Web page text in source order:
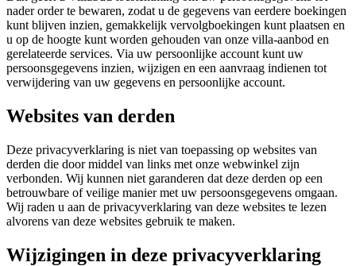
nader order te bewaren, zodat u de gegevens van eerdere boekingen
kunt blijven inzien, gemakkelijk vervolgboekingen kunt plaatsen en
u op de hoogte kunt worden gehouden van onze villa-aanbod en
gerelateerde services. Via uw persoonlijke account kunt uw
persoonsgegevens inzien, wijzigen en een aanvraag indienen tot
verwijdering van uw gegevens en persoonlijke account.
Websites van derden
Deze privacyverklaring is niet van toepassing op websites van
derden die door middel van links met onze webwinkel zijn
verbonden. Wij kunnen niet garanderen dat deze derden op een
betrouwbare of veilige manier met uw persoonsgegevens omgaan.
Wij raden u aan de privacyverklaring van deze websites te lezen
alvorens van deze websites gebruik te maken.
Wijzigingen in deze privacyverklaring